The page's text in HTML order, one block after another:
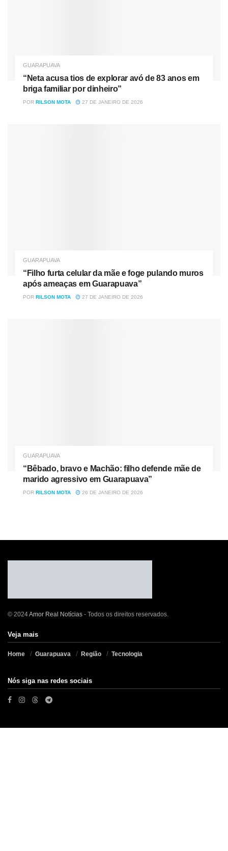
GUARAPUAVA
“Neta acusa tios de explorar avó de 83 anos em
briga familiar por dinheiro”
POR RILSON MOTA 27 DE JANEIRO DE 2026
GUARAPUAVA
“Filho furta celular da mãe e foge pulando muros
após ameaças em Guarapuava”
POR RILSON MOTA 27 DE JANEIRO DE 2026
GUARAPUAVA
“Bêbado, bravo e Machão: filho defende mãe de
marido agressivo em Guarapuava”
POR RILSON MOTA 26 DE JANEIRO DE 2026
© 2024Amor Real Notícias - Todos os direitos reservados.
Veja mais
Home Guarapuava Região Tecnologia
Nós siga nas redes sociais